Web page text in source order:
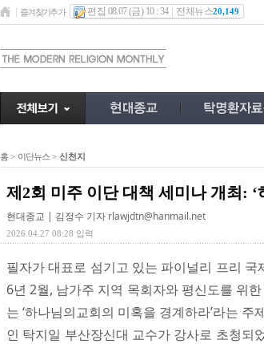
즐겨찾기추가 편집 08.07 (금) 10 : 34 전체뉴스20,149
홈 > 이단뉴스 > 신천지
제2회 미주 이단 대책 세미나 개최:
현대종교 | 김정수 기자 rlawjdtn@hanmail.net
2026.04.27 08:28 입력
필자가 대표로 섬기고 있는 파이널리 프리
6년 2월, 남가주 지역 목회자와 평신도를 위
는 ‘하나님의교회의 미혹을 경계하라’라는
인 탁지일 부산장신대 교수가 강사로 초청되